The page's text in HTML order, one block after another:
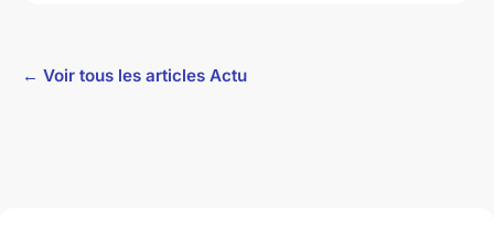
← Voir tous les articles Actu